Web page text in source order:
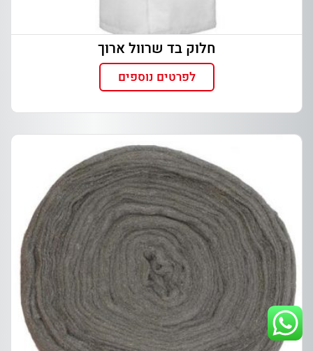
חלוק בד שרוול ארוך
לפרטים נוספים